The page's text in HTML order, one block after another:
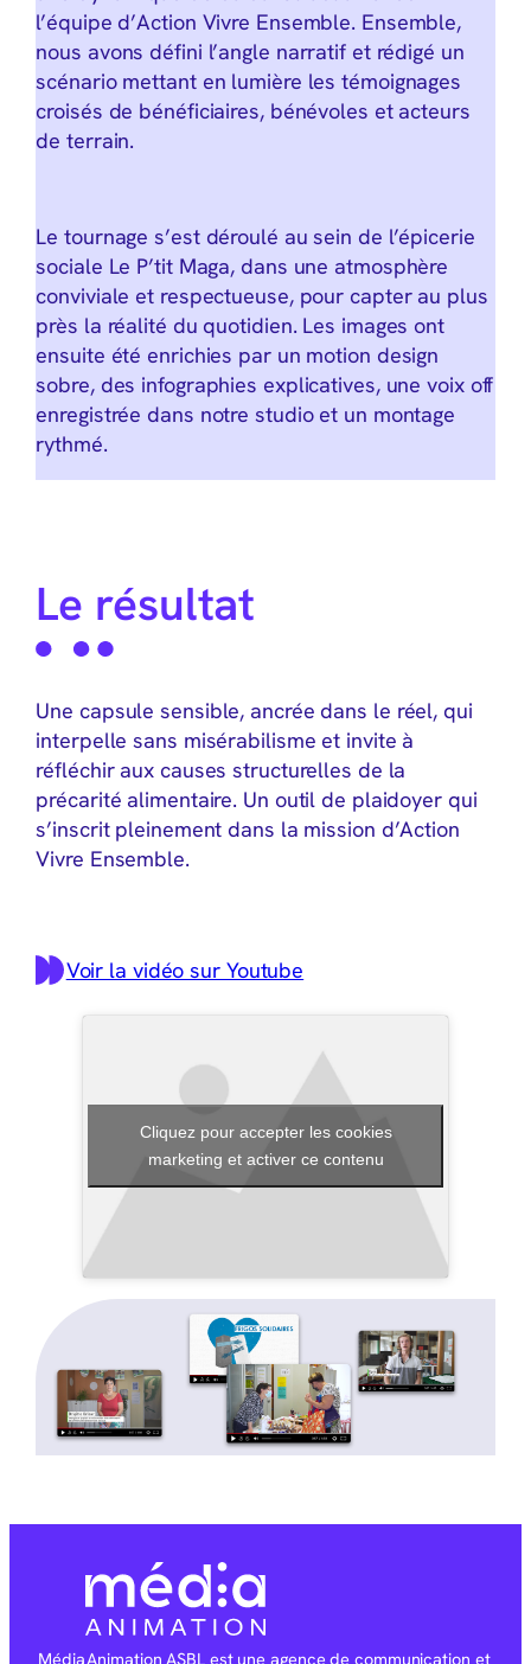
l’équipe d’Action Vivre Ensemble. Ensemble,
nous avons défini l’angle narratif et rédigé un
scénario mettant en lumière les témoignages
croisés de bénéficiaires, bénévoles et acteurs
de terrain.
Le tournage s’est déroulé au sein de l’épicerie
sociale Le P’tit Maga, dans une atmosphère
conviviale et respectueuse, pour capter au plus
près la réalité du quotidien. Les images ont
ensuite été enrichies par un motion design
sobre, des infographies explicatives, une voix off
enregistrée dans notre studio et un montage
rythmé.
Le résultat
Une capsule sensible, ancrée dans le réel, qui
interpelle sans misérabilisme et invite à
réfléchir aux causes structurelles de la
précarité alimentaire. Un outil de plaidoyer qui
s’inscrit pleinement dans la mission d’Action
Vivre Ensemble.
Voir la vidéo sur Youtube
Cliquez pour accepter les cookies
marketing et activer ce contenu
Média Animation ASBL est une agence de communication et